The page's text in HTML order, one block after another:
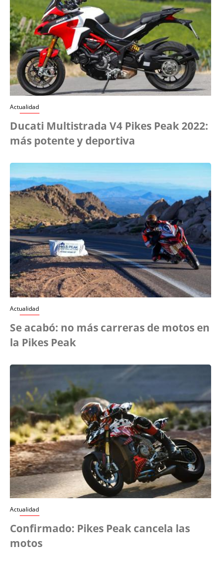
Actualidad
Ducati Multistrada V4 Pikes Peak 2022:
más potente y deportiva
Actualidad
Se acabó: no más carreras de motos en
la Pikes Peak
Actualidad
Confirmado: Pikes Peak cancela las
motos